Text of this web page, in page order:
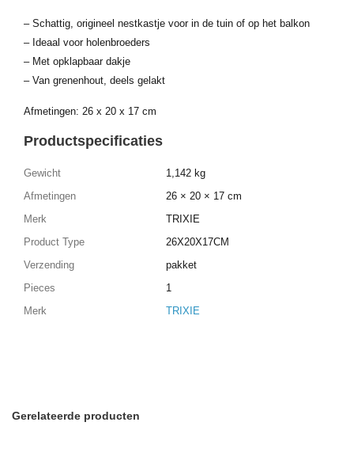
– Schattig, origineel nestkastje voor in de tuin of op het balkon
– Ideaal voor holenbroeders
– Met opklapbaar dakje
– Van grenenhout, deels gelakt
Afmetingen: 26 x 20 x 17 cm
Productspecificaties
Gewicht
1,142 kg
Afmetingen
26 × 20 × 17 cm
Merk
TRIXIE
Product Type
26X20X17CM
Verzending
pakket
Pieces
1
Merk
TRIXIE
Gerelateerde producten